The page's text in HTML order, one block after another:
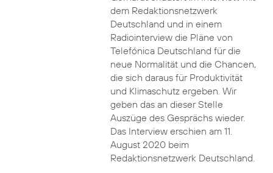
dem Redaktionsnetzwerk
Deutschland und in einem
Radiointerview die Pläne von
Telefónica Deutschland für die
neue Normalität und die Chancen,
die sich daraus für Produktivität
und Klimaschutz ergeben. Wir
geben das an dieser Stelle
Auszüge des Gesprächs wieder.
Das Interview erschien am 11.
August 2020 beim
Redaktionsnetzwerk Deutschland.